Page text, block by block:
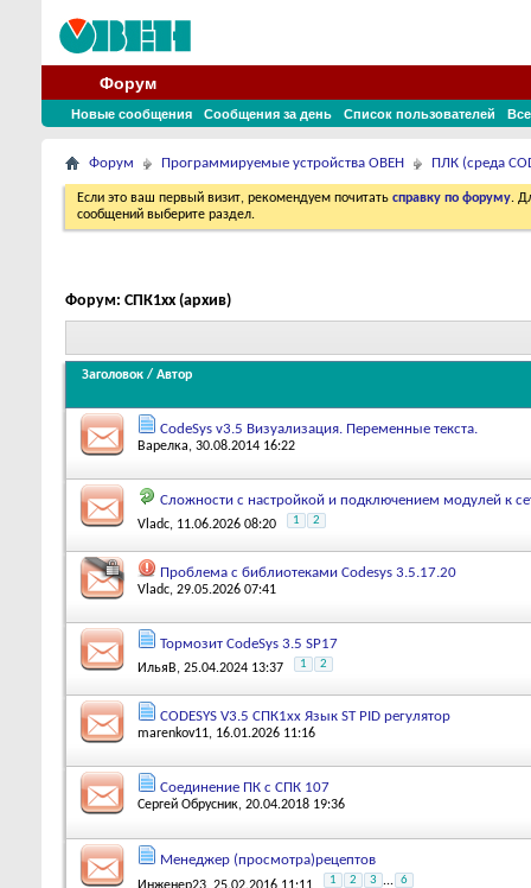
Форум
Новые сообщения Сообщения за день Список пользователей
Форум Программируемые устройства ОВЕН ПЛК (среда
Если это ваш первый визит, рекомендуем почитать справку по форуму.
сообщений выберите раздел.
Форум: СПК1xx (архив)
Заголовок / Автор
CodeSys v3.5 Визуализация. Переменные текста.
Варелка, 30.08.2014 16:22
Сложности с настройкой и подключением модулей к
Vladc, 11.06.2026 08:20 1 2
Проблема с библиотеками Codesys 3.5.17.20
Vladc, 29.05.2026 07:41
Тормозит CodeSys 3.5 SP17
ИльяВ, 25.04.2024 13:37 1 2
CODESYS V3.5 СПК1хх Язык ST PID регулятор
marenkov11, 16.01.2026 11:16
Соединение ПК с СПК 107
Сергей Обрусник, 20.04.2018 19:36
Менеджер (просмотра)рецептов
1 2 3 ... 6